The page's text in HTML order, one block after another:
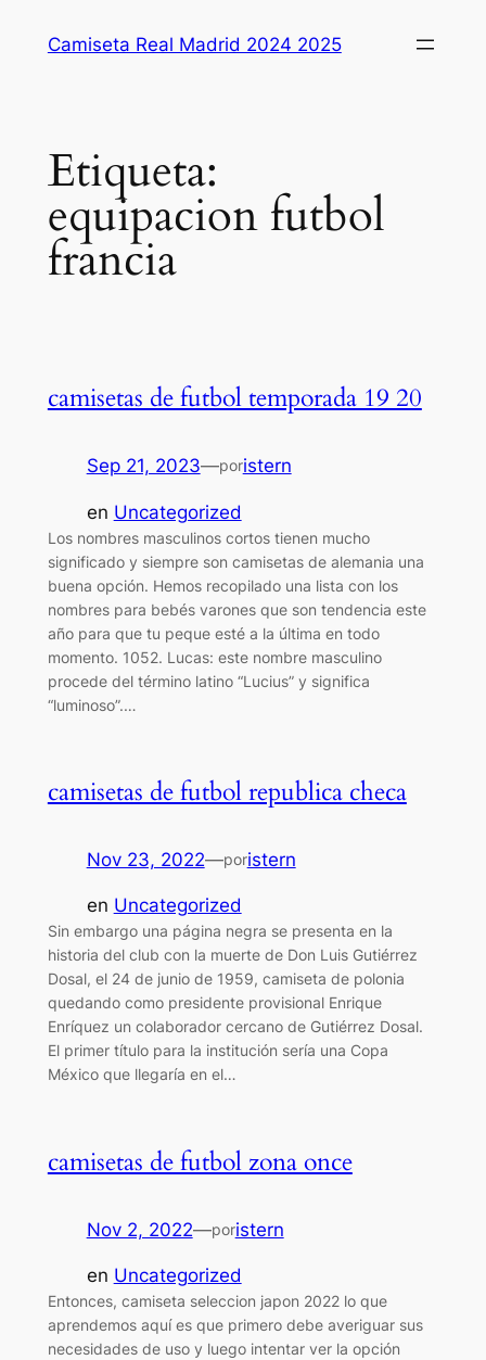
Camiseta Real Madrid 2024 2025
Etiqueta:
equipacion futbol
francia
camisetas de futbol temporada 19 20
Sep 21, 2023—poristern
en Uncategorized
Los nombres masculinos cortos tienen mucho
significado y siempre son camisetas de alemania una
buena opción. Hemos recopilado una lista con los
nombres para bebés varones que son tendencia este
año para que tu peque esté a la última en todo
momento. 1052. Lucas: este nombre masculino
procede del término latino “Lucius” y significa
“luminoso”.…
camisetas de futbol republica checa
Nov 23, 2022—poristern
en Uncategorized
Sin embargo una página negra se presenta en la
historia del club con la muerte de Don Luis Gutiérrez
Dosal, el 24 de junio de 1959, camiseta de polonia
quedando como presidente provisional Enrique
Enríquez un colaborador cercano de Gutiérrez Dosal.
El primer título para la institución sería una Copa
México que llegaría en el…
camisetas de futbol zona once
Nov 2, 2022—poristern
en Uncategorized
Entonces, camiseta seleccion japon 2022 lo que
aprendemos aquí es que primero debe averiguar sus
necesidades de uso y luego intentar ver la opción